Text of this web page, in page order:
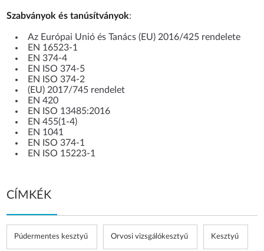
Szabványok és tanúsítványok:
Az Európai Unió és Tanács (EU) 2016/425 rendelete
EN 16523-1
EN 374-4
EN ISO 374-5
EN ISO 374-2
(EU) 2017/745 rendelet
EN 420
EN ISO 13485:2016
EN 455(1-4)
EN 1041
EN ISO 374-1
EN ISO 15223-1
CÍMKÉK
Púdermentes kesztyű Orvosi vizsgálókesztyű Kesztyű